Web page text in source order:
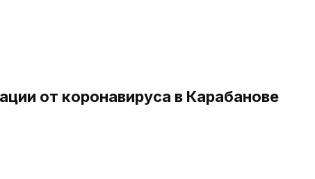
от коронавируса в Карабанове